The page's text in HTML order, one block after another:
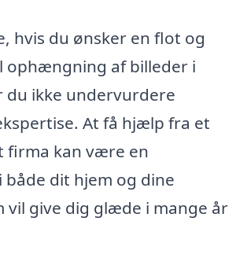
hvis du ønsker en flot og
ophængning af billeder i
du ikke undervurdere
At få hjælp fra et
firma kan være en
både dit hjem og dine
vil give dig glæde i mange år